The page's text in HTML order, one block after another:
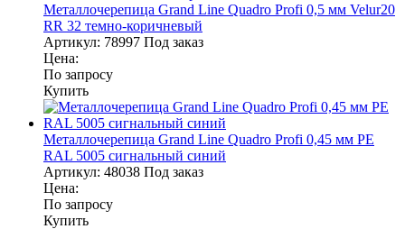
Металлочерепица Grand Line Quadro Profi 0,5 мм Velur20
RR 32 темно-коричневый
Артикул: 78997 Под заказ
Цена:
По запросу
Купить
Металлочерепица Grand Line Quadro Profi 0,45 мм PE
RAL 5005 сигнальный синий
Артикул: 48038 Под заказ
Цена:
По запросу
Купить